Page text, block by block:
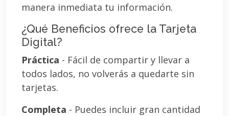
manera inmediata tu información.
¿Qué Beneficios ofrece la Tarjeta
Digital?
Práctica - Fácil de compartir y llevar a
todos lados, no volverás a quedarte sin
tarjetas.
Completa - Puedes incluir gran cantidad